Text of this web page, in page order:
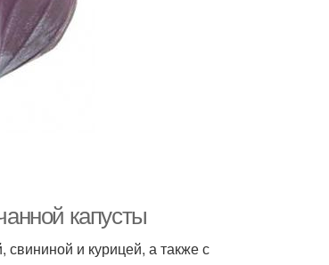
капусты
и курицей, а также с